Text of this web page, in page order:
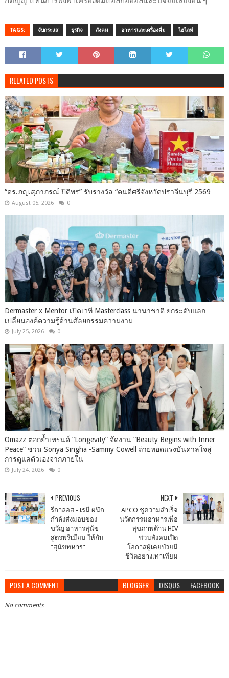
TAGS: จับกระแส ธุรกิจ สังคม อาหารและเครื่องดื่ม ไฮไลท์
RELATED POSTS
“ดร.ภญ.สุภาภรณ์ ปิติพร” รับรางวัล “คนดีศรีจังหวัดปราจีนบุรี 2569
August 05, 2026 0
Dermaster x Mentor เปิดเวที Masterclass นานาชาติ ยกระดับแลก
เปลี่ยนองค์ความรู้ด้านศัลยกรรมความงาม
July 25, 2026 0
Omazz ตอกย้ำเทรนด์ “Longevity” จัดงาน “Beauty Begins with Inner
Peace” ชวน Sonya Singha -​Sammy Cowell ถ่ายทอดแรงบันดาลใจสู่
การดูแลตัวเองจากภายใน
July 24, 2026 0
NEXT
APCO ชูความสำเร็จ
นวัตกรรมอาหารเพื่อ
สุขภาพต้าน HIV
ชวนสังคมเปิด
โอกาสผู้เคยป่วยมี
ชีวิตอย่างเท่าเทียม
PREVIOUS
รีกาลอส -​ เรมี่ ผนึก
กำลังส่งมอบของ
ขวัญ อาหารสุนัข
สูตรพรีเมียม ให้กับ
“สุนัขทหาร”
POST A COMMENT BLOGGER DISQUS FACEBOOK
No comments